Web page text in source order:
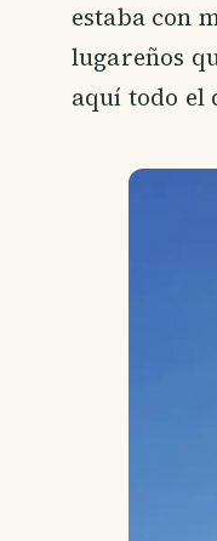
estaba con
lugareños
aquí todo el